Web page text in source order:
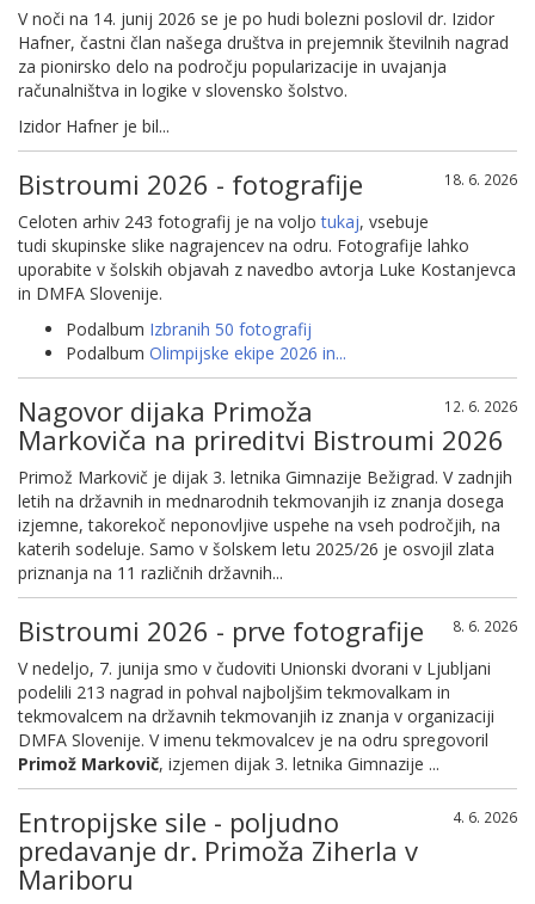
V noči na 14. junij 2026 se je po hudi bolezni poslovil dr. Izidor
Hafner, častni član našega društva in prejemnik številnih nagrad
za pionirsko delo na področju popularizacije in uvajanja
računalništva in logike v slovensko šolstvo.
Izidor Hafner je bil...
18. 6. 2026
Bistroumi 2026 - fotografije
Celoten arhiv 243 fotografij je na voljotukaj, vsebuje
tudi skupinske slike nagrajencev na odru. Fotografije lahko
uporabite v šolskih objavah z navedbo avtorja Luke Kostanjevca
in DMFA Slovenije.
Podalbum Izbranih 50 fotografij
Podalbum Olimpijske ekipe 2026 in...
12. 6. 2026
Nagovor dijaka Primoža
Markoviča na prireditvi Bistroumi 2026
Primož Markovič je dijak 3. letnika Gimnazije Bežigrad. V zadnjih
letih na državnih in mednarodnih tekmovanjih iz znanja dosega
izjemne, takorekoč neponovljive uspehe na vseh področjih, na
katerih sodeluje. Samo v šolskem letu 2025/26 je osvojil zlata
priznanja na 11 različnih državnih...
8. 6. 2026
Bistroumi 2026 - prve fotografije
V nedeljo, 7. junija smo v čudoviti Unionski dvorani v Ljubljani
podelili 213 nagrad in pohval najboljšim tekmovalkam in
tekmovalcem na državnih tekmovanjih iz znanja v organizaciji
DMFA Slovenije. V imenu tekmovalcev je na odru spregovoril
Primož Markovič, izjemen dijak 3. letnika Gimnazije ...
4. 6. 2026
Entropijske sile - poljudno
predavanje dr. Primoža Ziherla v
Mariboru